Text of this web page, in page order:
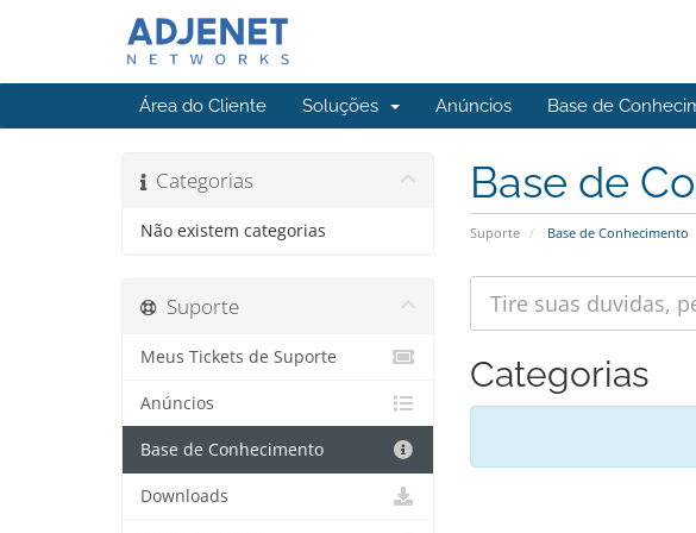
Área do Cliente Soluções Anúncios Base de
Base de
Suporte Base de Conhecimento
Categorias
Não existem categorias
Categorias
Suporte
Meus Tickets de Suporte
Anúncios
Base de Conhecimento
Downloads